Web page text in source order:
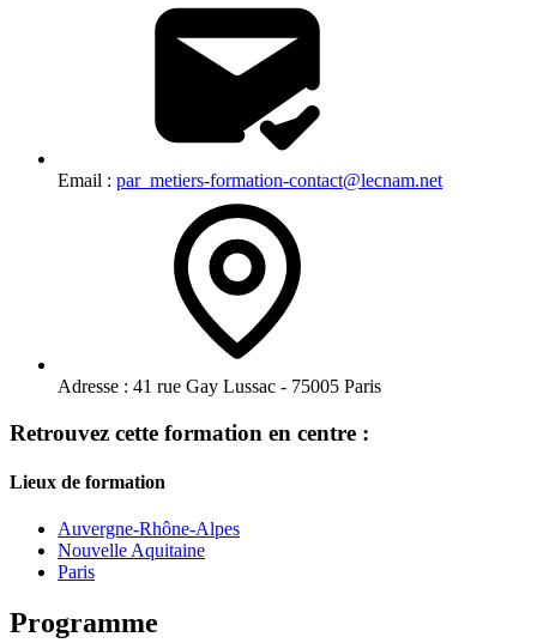
Email : par_metiers-formation-contact@lecnam.net
Adresse : 41 rue Gay Lussac - 75005 Paris
Retrouvez cette formation en centre :
Lieux de formation
Auvergne-Rhône-Alpes
Nouvelle Aquitaine
Paris
Programme